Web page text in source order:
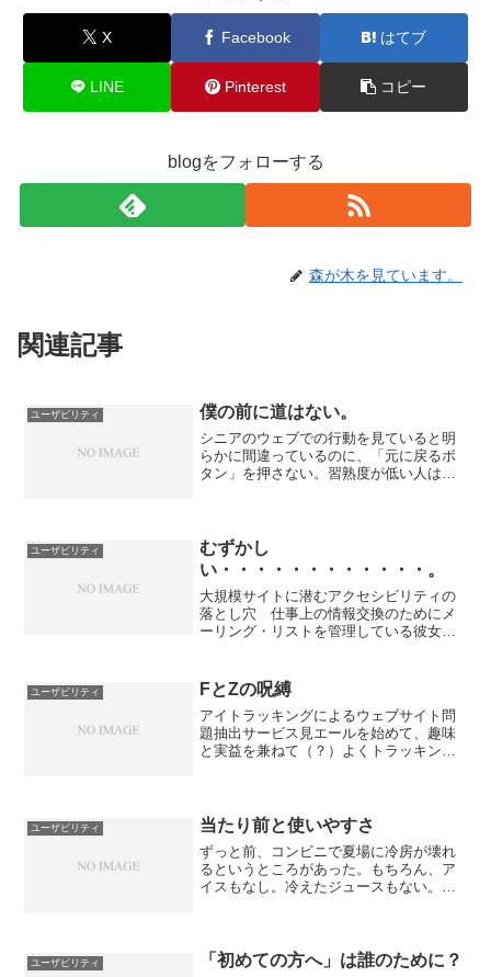
X Facebook はてブ
LINE Pinterest コピー
blogをフォローする
森が木を見ています。
関連記事
ユーザビリティ 僕の前に道はない。
シニアのウェブでの行動を見ていると明
らかに間違っているのに、「元に戻るボ
タン」を押さない。習熟度が低い人は元
熟度がそれなりにある人で...
ユーザビリティ
むずかし
い・・・・・・・・・・・・。
大規模サイトに潜むアクセシビリティの
落とし穴 仕事上の情報交換のためにメ
ーリング・リストを管理している彼女
で，管理者画面にログインできなくなっ
たのである。迷惑メ...
ユーザビリティ FとZの呪縛
アイトラッキングによるウェブサイト問
題抽出サービス見エールを始めて、趣味
と実益を兼ねて（？）よくトラッキング
たりと、いろいろサイト...
ユーザビリティ 当たり前と使いやすさ
ずっと前、コンビニで夏場に冷房が壊れ
るというところがあった。もちろん、ア
イスもなし。冷えたジュースもない。お
便利じゃないじゃん！！！...
ユーザビリティ 「初めての方へ」は誰のために？